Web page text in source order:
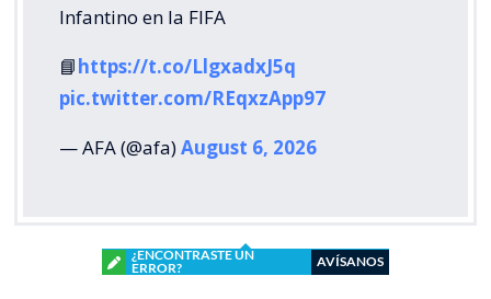
Infantino en la FIFA
📘https://t.co/LlgxadxJ5q
pic.twitter.com/REqxzApp97
— AFA (@afa)August 6, 2026
¿ENCONTRASTE UN
ERROR?
AVÍSANOS